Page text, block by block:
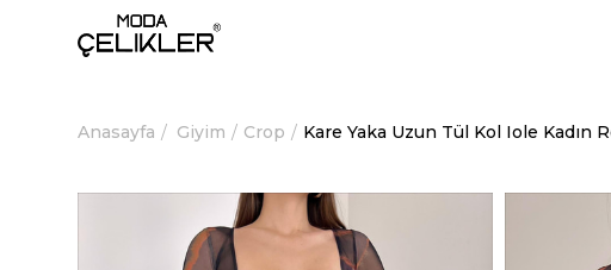
Anasayfa Giyim Crop Kare Yaka Uzun Tül Kol Iole Kadın